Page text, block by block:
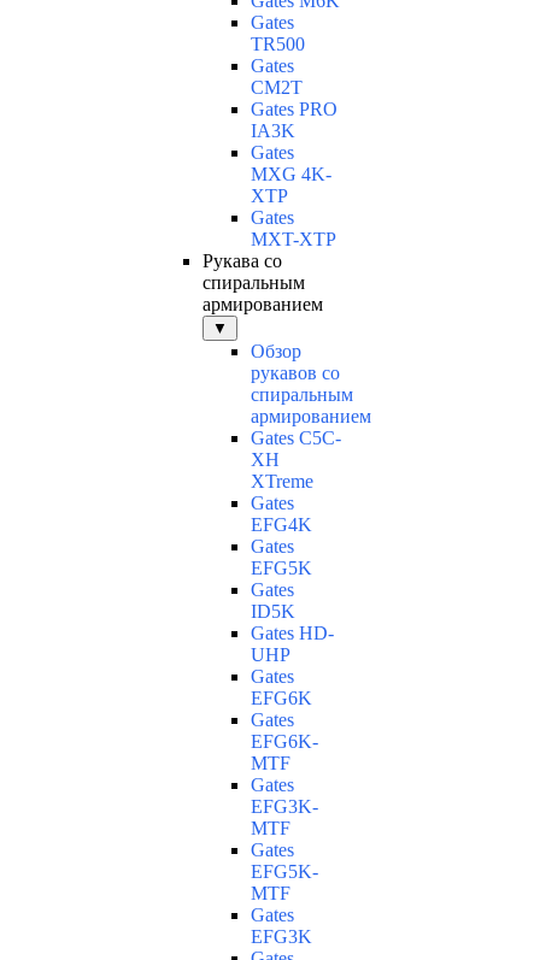
Gates
TR500
Gates
CM2T
Gates PRO
IA3K
Gates
MXG 4K-
XTP
Gates
MXT-XTP
Рукава со
спиральным
армированием
▼
Обзор
рукавов со
спиральным
армированием
Gates C5C-
XH
XTreme
Gates
EFG4K
Gates
EFG5K
Gates
ID5K
Gates HD-
UHP
Gates
EFG6K
Gates
EFG6K-
MTF
Gates
EFG3K-
MTF
Gates
EFG5K-
MTF
Gates
EFG3K